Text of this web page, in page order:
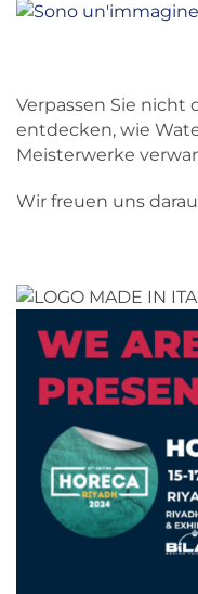
Verpassen Sie nicht
entdecken, wie
Meisterwerke
Wir freuen uns